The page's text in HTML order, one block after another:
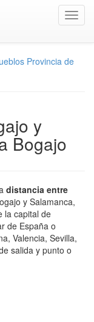
Provincia de
y
Bogajo
distancia entre
y Salamanca,
la capital de
de España o
Valencia, Sevilla,
salida y punto o